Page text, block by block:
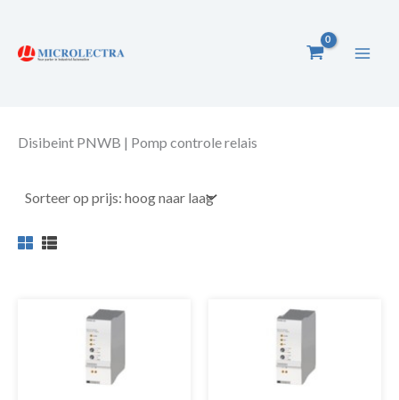
naar
Disibeint PNWB | Pomp controle relais